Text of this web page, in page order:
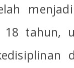
18 tahun,